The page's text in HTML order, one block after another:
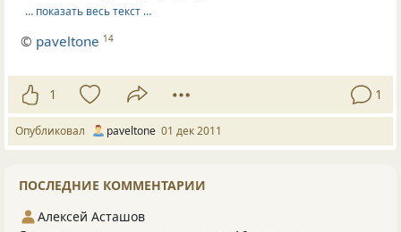
… показать весь текст …
© paveltone 14
1 1
Опубликовал paveltone 01 дек 2011
ПОСЛЕДНИЕ КОММЕНТАРИИ
Алексей Асташов